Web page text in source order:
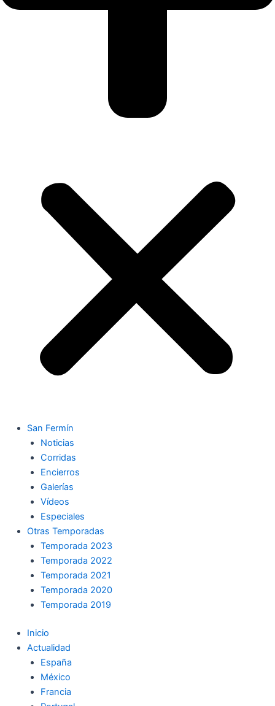
San Fermín
Noticias
Corridas
Encierros
Galerías
Vídeos
Especiales
Otras Temporadas
Temporada 2023
Temporada 2022
Temporada 2021
Temporada 2020
Temporada 2019
Inicio
Actualidad
España
México
Francia